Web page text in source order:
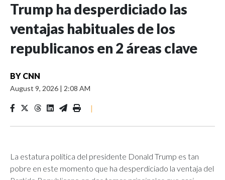
Trump ha desperdiciado las
ventajas habituales de los
republicanos en 2 áreas clave
BY CNN
August 9, 2026 | 2:08 AM
|
La estatura política del presidente Donald Trump es tan
pobre en este momento que ha desperdiciado la ventaja del